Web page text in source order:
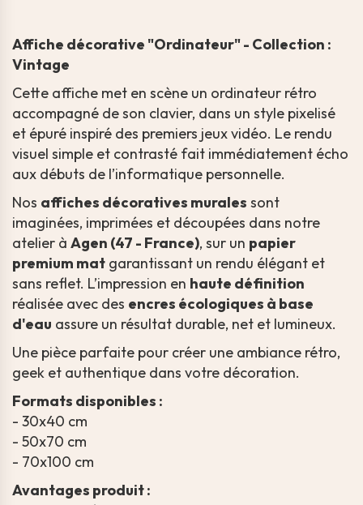
Affiche décorative "Ordinateur" - Collection :
Vintage
Cette affiche met en scène un ordinateur rétro
accompagné de son clavier, dans un style pixelisé
et épuré inspiré des premiers jeux vidéo. Le rendu
visuel simple et contrasté fait immédiatement écho
aux débuts de l’informatique personnelle.
Nos affiches décoratives murales sont
imaginées, imprimées et découpées dans notre
atelier à Agen (47 - France), sur un papier
premium mat garantissant un rendu élégant et
sans reflet. L’impression en haute définition
réalisée avec des encres écologiques à base
d'eau assure un résultat durable, net et lumineux.
Une pièce parfaite pour créer une ambiance rétro,
geek et authentique dans votre décoration.
Formats disponibles :
- 30x40 cm
- 50x70 cm
- 70x100 cm
Avantages produit :